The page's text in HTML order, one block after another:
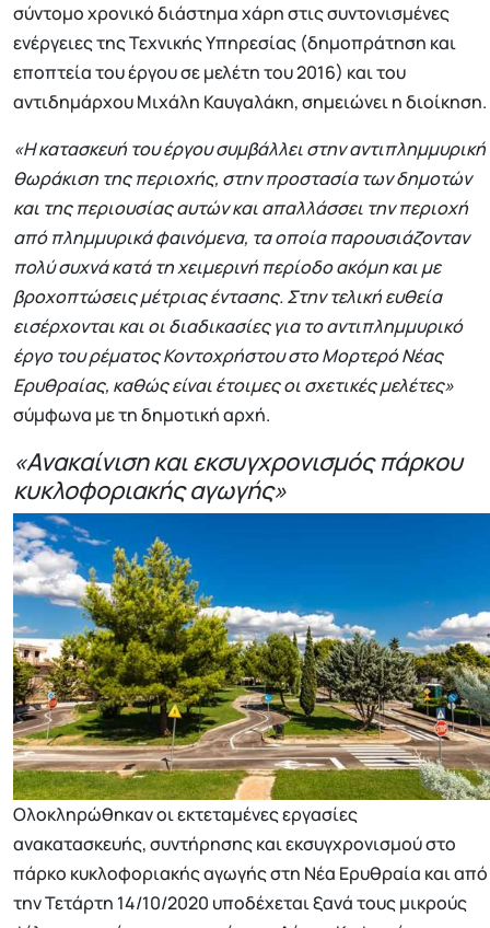
σύντομο χρονικό διάστημα χάρη στις συντονισμένες
ενέργειες της Τεχνικής Υπηρεσίας (δημοπράτηση και
εποπτεία του έργου σε μελέτη του 2016) και του
αντιδημάρχου Μιχάλη Καυγαλάκη, σημειώνει η διοίκηση.
«Η κατασκευή του έργου συμβάλλει στην αντιπλημμυρική
θωράκιση της περιοχής, στην προστασία των δημοτών
και της περιουσίας αυτών και απαλλάσσει την περιοχή
από πλημμυρικά φαινόμενα, τα οποία παρουσιάζονταν
πολύ συχνά κατά τη χειμερινή περίοδο ακόμη και με
βροχοπτώσεις μέτριας έντασης. Στην τελική ευθεία
εισέρχονται και οι διαδικασίες για το αντιπλημμυρικό
έργο του ρέματος Κοντοχρήστου στο Μορτερό Νέας
Ερυθραίας, καθώς είναι έτοιμες οι σχετικές μελέτες»
σύμφωνα με τη δημοτική αρχή.
«Ανακαίνιση και εκσυγχρονισμός πάρκου
κυκλοφοριακής αγωγής»
Ολοκληρώθηκαν οι εκτεταμένες εργασίες
ανακατασκευής, συντήρησης και εκσυγχρονισμού στο
πάρκο κυκλοφοριακής αγωγής στη Νέα Ερυθραία και από
την Τετάρτη 14/10/2020 υποδέχεται ξανά τους μικρούς